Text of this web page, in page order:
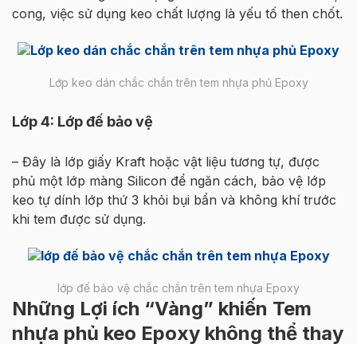
cong, việc sử dụng keo chất lượng là yếu tố then chốt.
Lớp keo dán chắc chắn trên tem nhựa phủ Epoxy
Lớp 4: Lớp đế bảo vệ
– Đây là lớp giấy Kraft hoặc vật liệu tương tự, được
phủ một lớp màng Silicon để ngăn cách, bảo vệ lớp
keo tự dính lớp thứ 3 khỏi bụi bẩn và không khí trước
khi tem được sử dụng.
lớp đế bảo vệ chắc chắn trên tem nhựa Epoxy
Những Lợi ích “Vàng” khiến Tem
nhựa phủ keo Epoxy không thể thay